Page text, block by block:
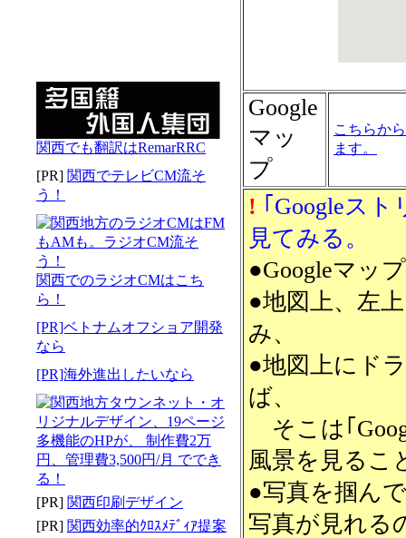
関西でも翻訳はRemarRRC
[PR] 関西でテレビCM流そ
う！
関西でのラジオCMはこち
ら！
[PR]ベトナムオフショア開発
なら
[PR]海外進出したいなら
[PR] 関西印刷デザイン
[PR] 関西効率的ｸﾛｽﾒﾃﾞｨｱ提案
Google
マッ
プ
こちらか
ます。
! ｢Googleス
見てみる。
●Googleマッ
●地図上、左
み、
●地図上にド
ば、
そこは｢
風景を見るこ
●写真を掴ん
写真が見れる